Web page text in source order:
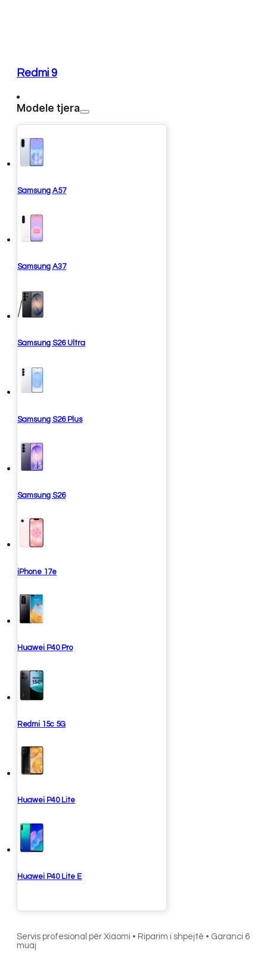
Redmi 9
Modele tjera
Samsung A57
Samsung A37
Samsung S26 Ultra
Samsung S26 Plus
Samsung S26
iPhone 17e
Huawei P40 Pro
Redmi 15c 5G
Huawei P40 Lite
Huawei P40 Lite E
Servis profesional për Xiaomi • Riparim i shpejtë • Garanci 6
muaj